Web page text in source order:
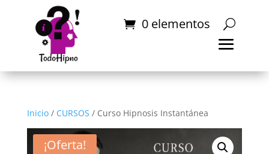
0 elementos
Inicio/ CURSOS / Curso Hipnosis Instantánea
¡Oferta!